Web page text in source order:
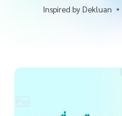
Inspired by Dekluan